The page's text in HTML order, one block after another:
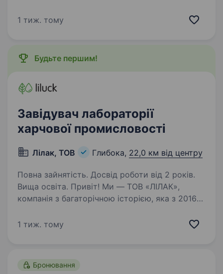
Чернівецької області. Що входить до твоїх
1 тиж. тому
Будьте першим!
Завідувач лабораторії
харчової промисловості
Лілак, ТОВ Глибока, 22,0 км від центру
Повна зайнятість. Досвід роботи від 2 років.
Вища освіта. Привіт! Ми — ТОВ «ЛІЛАК»,
компанія з багаторічною історією, яка з 2016
і консервацію. Наші продукти під брендами
1 тиж. тому
Бронювання